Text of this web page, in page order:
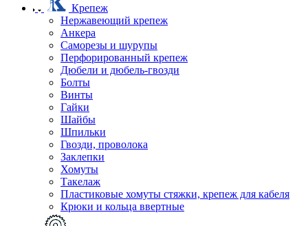
Крепеж
Нержавеющий крепеж
Анкера
Саморезы и шурупы
Перфорированный крепеж
Дюбели и дюбель-гвозди
Болты
Винты
Гайки
Шайбы
Шпильки
Гвозди, проволока
Заклепки
Хомуты
Такелаж
Пластиковые хомуты стяжки, крепеж для кабеля
Крюки и кольца ввертные